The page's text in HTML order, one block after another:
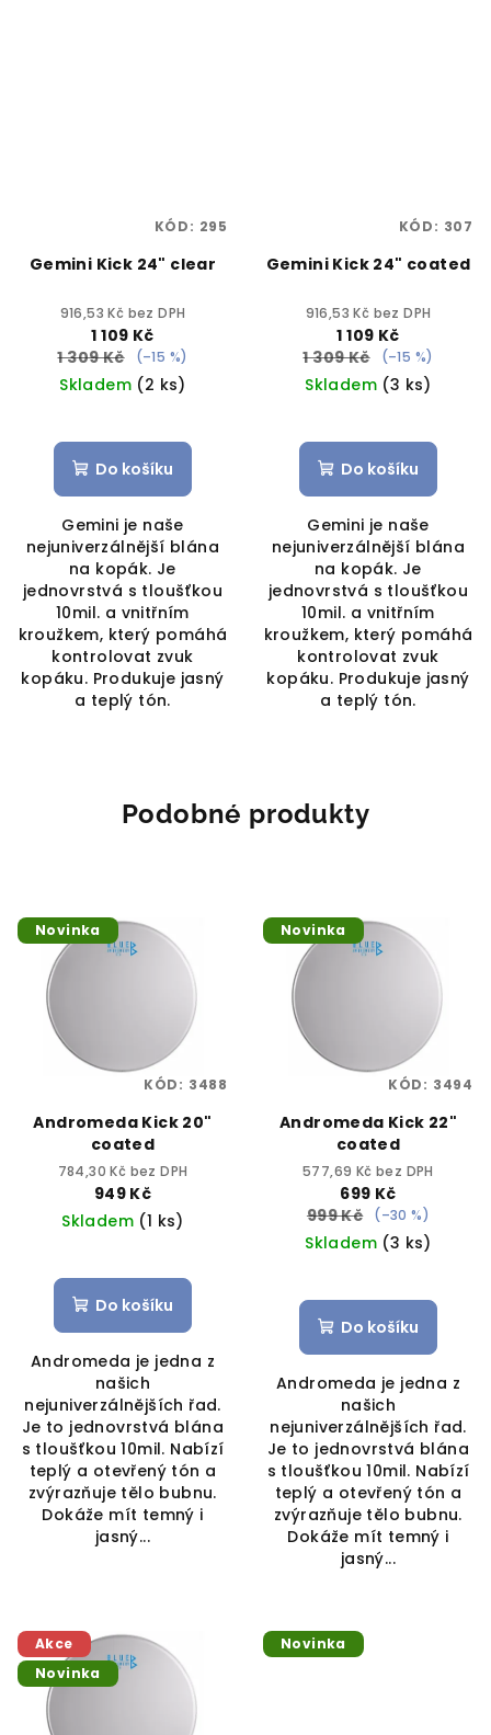
Gemini Kick 24" clear
916,53 Kč bez DPH
1 109 Kč
1 309 Kč
(–15 %)
Skladem (2 ks)
Do košíku
Gemini je naše
nejuniverzálnější blána
na kopák. Je
jednovrstvá s tloušťkou
10mil. a vnitřním
kroužkem, který pomáhá
kontrolovat zvuk
kopáku. Produkuje jasný
a teplý tón.
KÓD: 295
Gemini Kick 24" coated
916,53 Kč bez DPH
1 109 Kč
1 309 Kč
(–15 %)
Skladem (3 ks)
Do košíku
Gemini je naše
nejuniverzálnější blána
na kopák. Je
jednovrstvá s tloušťkou
10mil. a vnitřním
kroužkem, který pomáhá
kontrolovat zvuk
kopáku. Produkuje jasný
a teplý tón.
KÓD: 307
Podobné produkty
Novinka
Andromeda Kick 20"
coated
784,30 Kč bez DPH
949 Kč
Skladem (1 ks)
Do košíku
Andromeda je jedna z
našich
nejuniverzálnějších řad.
Je to jednovrstvá blána
s tloušťkou 10mil. Nabízí
teplý a otevřený tón a
zvýrazňuje tělo bubnu.
Dokáže mít temný i
jasný...
KÓD: 3488
Novinka
Andromeda Kick 22"
coated
577,69 Kč bez DPH
699 Kč
999 Kč
(–30 %)
Skladem (3 ks)
Do košíku
Andromeda je jedna z
našich
nejuniverzálnějších řad.
Je to jednovrstvá blána
s tloušťkou 10mil. Nabízí
teplý a otevřený tón a
zvýrazňuje tělo bubnu.
Dokáže mít temný i
jasný...
KÓD: 3494
Akce
Novinka
Novinka